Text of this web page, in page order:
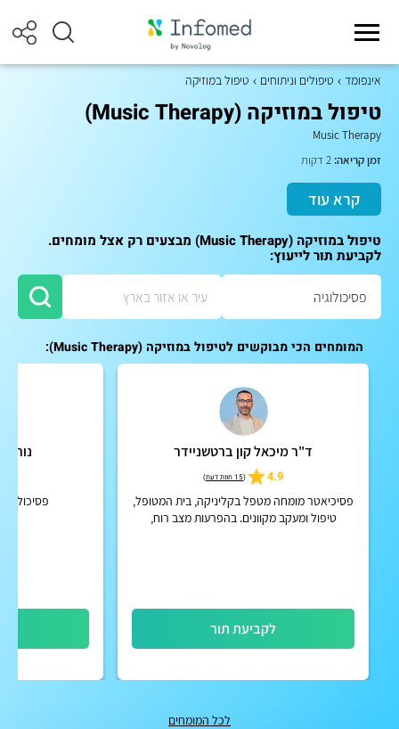
אינפומד טיפולים וניתוחים טיפול במוזיקה
טיפול במוזיקה (Music Therapy)
Music Therapy
זמן קריאה:
קרא עוד
טיפול במוזיקה (Music Therapy) מבצעים רק אצל מומחים.
לקביעת תור לייעוץ:
המומחים הכי מבוקשים לטיפול במוזיקה (Music Therapy):
ד"ר מיכאל קון ברטשניידר
4.9
(15 חוות דעת )
פסיכיאטר מומחה מטפל בקליניקה, בית המטופל,
טיפול ומעקב מקוונים. בהפרעות מצב רוח,
לקביעת תור
לכל המומחים